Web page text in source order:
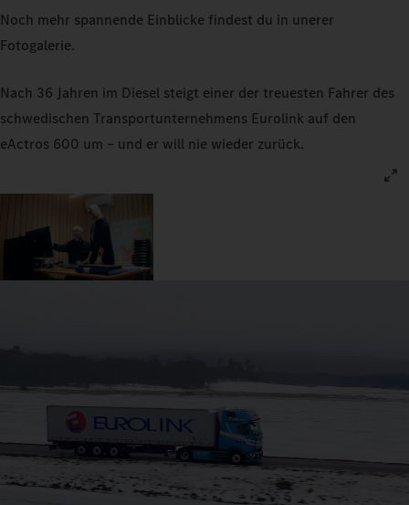
Noch mehr spannende Einblicke findest du in unerer
Fotogalerie.
Nach 36 Jahren im Diesel steigt einer der treuesten Fahrer des
schwedischen Transportunternehmens Eurolink auf den
eActros 600 um – und er will nie wieder zurück.